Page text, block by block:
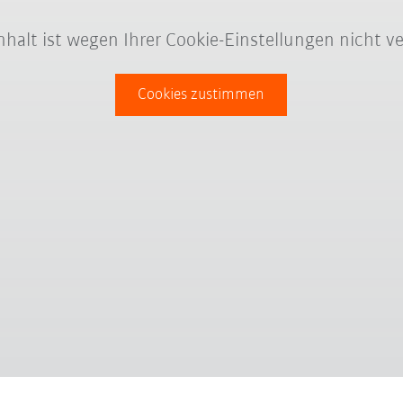
ist wegen Ihrer Cookie-Einstellungen nicht
Cookies zustimmen